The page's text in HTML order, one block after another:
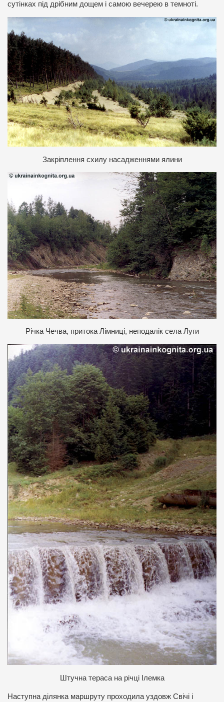
сутінках під дрібним дощем і самою вечерею в темноті.
Закріплення схилу насадженнями ялини
Річка Чечва, притока Лімниці, неподалік села Луги
Ш тучна тераса на річці Ілемка
Наступна ділянка маршруту проходила уздовж Свічі і